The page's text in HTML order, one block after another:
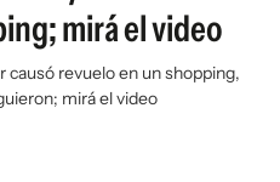
mirá el video
causó revuelo en un shopping,
mirá el video